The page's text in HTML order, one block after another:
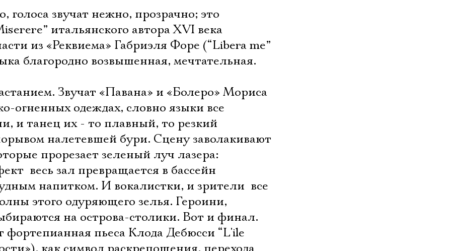
голоса звучат нежно, прозрачно; это
итальянского автора ХVI века
из «Реквиема» Габриэля Форе (“Libera me”
благородно возвышенная, мечтательная.
Звучат «Павана» и «Болеро» Мориса
огненных одеждах, словно языки все
и танец их - то плавный, то резкий
налетевшей бури. Сцену заволакивают
прорезает зеленый луч лазера:
 весь зал превращается в бассейн
напитком. И вокалистки, и зрители  все
этого одуряющего зелья. Героини,
на острова-столики. Вот и финал.
пьеса Клода Дебюсси “L'ile